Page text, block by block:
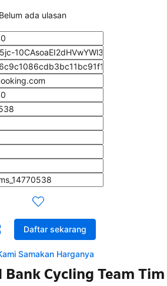
Belum ada ulasan
Daftar sekarang
Samakan Harganya
Bank Cycling Team Tim